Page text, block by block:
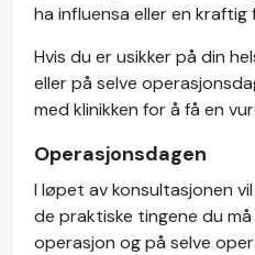
ha influensa eller en kraftig
Hvis du er usikker på din
eller på selve
med klinikken for å få en
Operasjonsdagen
I løpet av konsultasjonen
de praktiske tingene du
operasjon og på selve